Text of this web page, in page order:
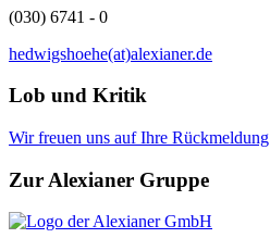
(030) 6741 - 0
hedwigshoehe(at)alexianer.de
Lob und Kritik
Wir freuen uns auf Ihre Rückmeldung
Zur Alexianer Gruppe